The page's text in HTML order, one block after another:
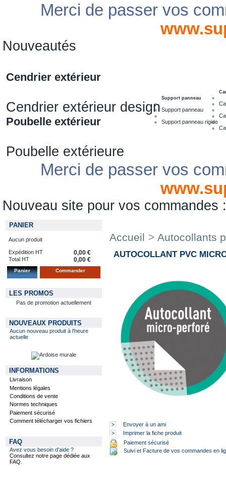
Merci de passer vos
Nouveautés
Cendrier extérieur
Cendrier extérieur design
Poubelle extérieur
Poubelle extérieure
Support panneau
Support panneau
Support panneau rigide
Merci de passer vos
Nouveau site pour vos commandes
PANIER
Aucun produit
Expédition HT 0,00 €
Total HT 0,00 €
Panier Commander
LES PROMOS
Pas de promotion actuellement
NOUVEAUX PRODUITS
Aucun nouveau produit à l'heure
actuelle
INFORMATIONS
Livraison
Mentions légales
Conditions de vente
Normes techniques
Paiement sécurisé
Comment télécharger vos fichiers
FAQ
Avez vous besoin d'aide ?
Consultez notre page dédiée aux
FAQ.
Accueil > Autocollants
AUTOCOLLANT PVC
Envoyer à un ami
Imprimer la fiche produit
Paiement sécurisé
Suivi et Facture de vos commandes en